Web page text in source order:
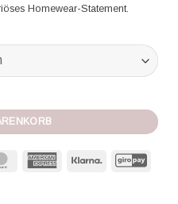
Homewear-Statement.
MasterCard American
Klarna